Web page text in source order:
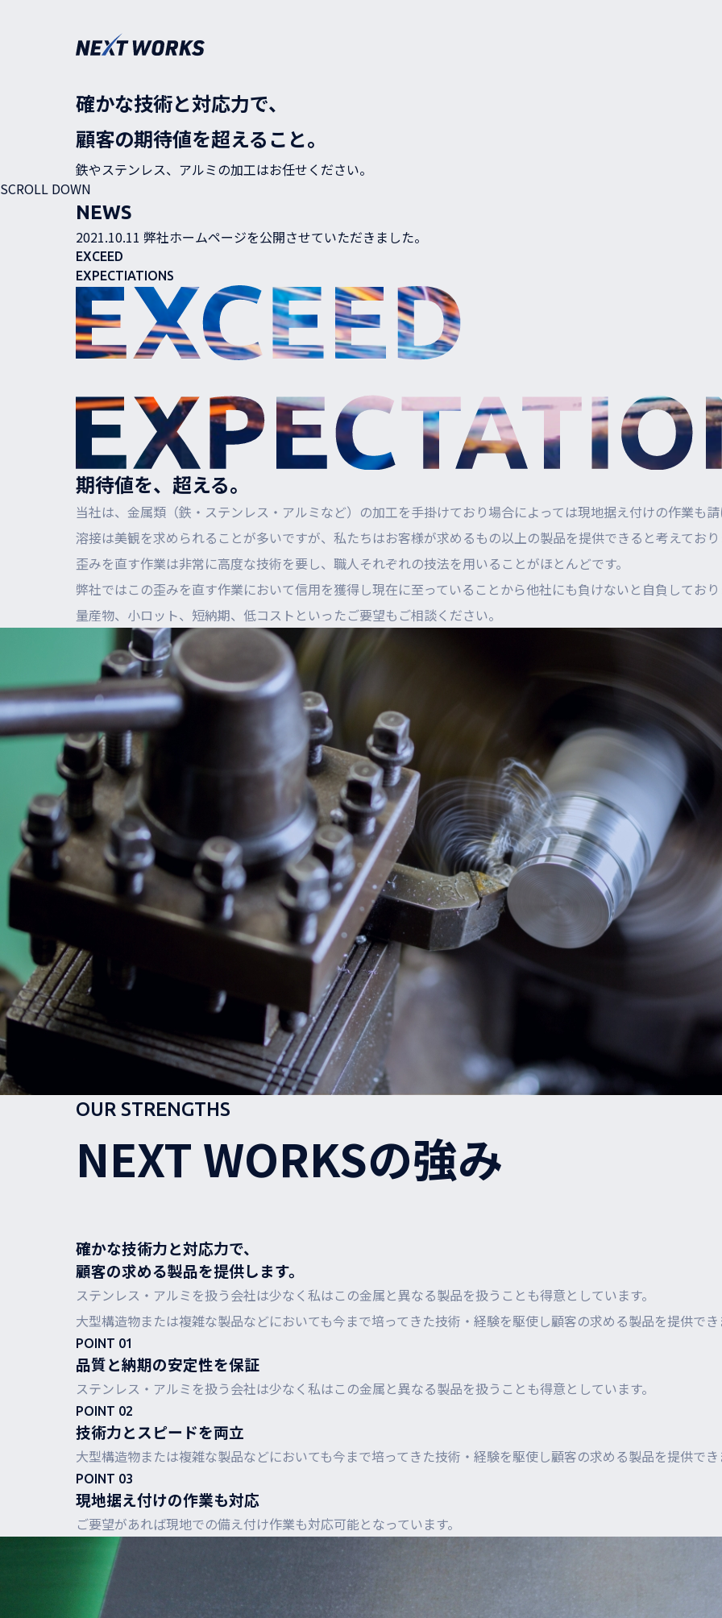
確かな技術と対応力で、
顧客の期待値を超えること。
鉄やステンレス、アルミの加工はお任せください。
SCROLL DOWN
NEWS
2021.10.11 弊社ホームページを公開させていただきました。
EXCEED
EXPECTIATIONS
期待値を、超える。
当社は、金属類（鉄・ステンレス・アルミなど）の加工を手掛けており場合によっては現地据え付けの作業も
溶接は美観を求められることが多いですが、私たちはお客様が求めるもの以上の製品を提供できると考えてお
歪みを直す作業は非常に高度な技術を要し、職人それぞれの技法を用いることがほとんどです。
弊社ではこの歪みを直す作業において信用を獲得し現在に至っていることから他社にも負けないと自負してお
量産物、小ロット、短納期、低コストといったご要望もご相談ください。
OUR STRENGTHS
NEXT WORKSの強み
確かな技術力と対応力で、
顧客の求める製品を提供します。
ステンレス・アルミを扱う会社は少なく私はこの金属と異なる製品を扱うことも得意としています。
大型構造物または複雑な製品などにおいても今まで培ってきた技術・経験を駆使し顧客の求める製品を提供でき
POINT 01
品質と納期の安定性を保証
ステンレス・アルミを扱う会社は少なく私はこの金属と異なる製品を扱うことも得意としています。
POINT 02
技術力とスピードを両立
大型構造物または複雑な製品などにおいても今まで培ってきた技術・経験を駆使し顧客の求める製品を提供でき
POINT 03
現地据え付けの作業も対応
ご要望があれば現地での備え付け作業も対応可能となっています。